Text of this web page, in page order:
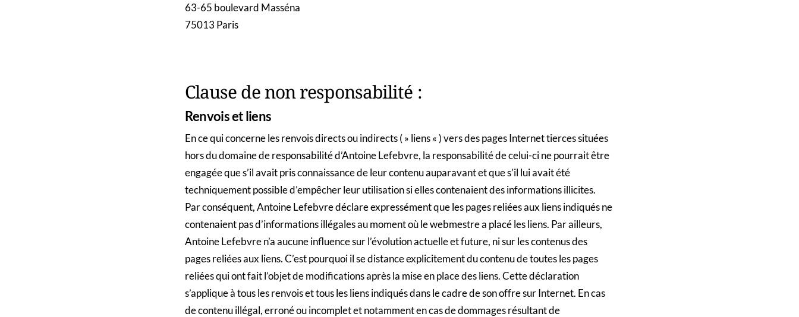
63-65 boulevard Masséna
75013 Paris
Clause de non responsabilité :
Renvois et liens
En ce qui concerne les renvois directs ou indirects ( » liens « ) vers des pages Internet tierces situées
hors du domaine de responsabilité d’Antoine Lefebvre, la responsabilité de celui-ci ne pourrait être
engagée que s’il avait pris connaissance de leur contenu auparavant et que s’il lui avait été
techniquement possible d’empêcher leur utilisation si elles contenaient des informations illicites.
Par conséquent, Antoine Lefebvre déclare expressément que les pages reliées aux liens indiqués ne
contenaient pas d’informations illégales au moment où le webmestre a placé les liens. Par ailleurs,
Antoine Lefebvre n’a aucune influence sur l’évolution actuelle et future, ni sur les contenus des
pages reliées aux liens. C’est pourquoi il se distance explicitement du contenu de toutes les pages
reliées qui ont fait l’objet de modifications après la mise en place des liens. Cette déclaration
s’applique à tous les renvois et tous les liens indiqués dans le cadre de son offre sur Internet. En cas
de contenu illégal, erroné ou incomplet et notamment en cas de dommages résultant de